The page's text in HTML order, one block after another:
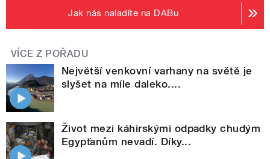
Jak nás naladíte na DABu
VÍCE Z POŘADU
Největší venkovní varhany na světě je
slyšet na míle daleko....
Život mezi káhirskými odpadky chudým
Egypťanům nevadí. Díky...